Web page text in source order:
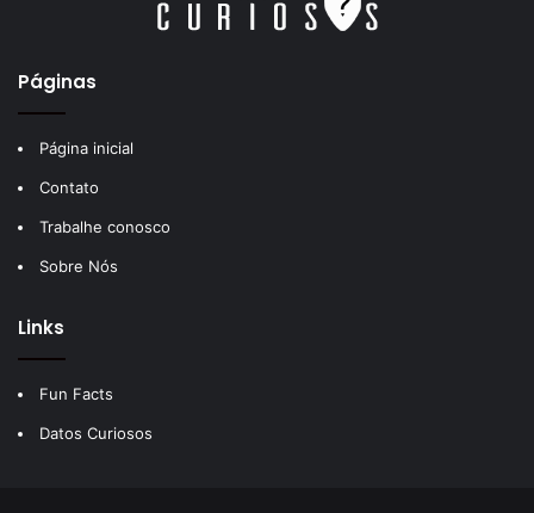
Páginas
Página inicial
Contato
Trabalhe conosco
Sobre Nós
Links
Fun Facts
Datos Curiosos